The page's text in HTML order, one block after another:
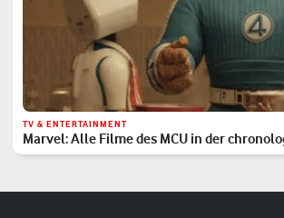
TV & ENTERTAINMENT
Marvel: Alle Filme des MCU in der
Reihenfolge